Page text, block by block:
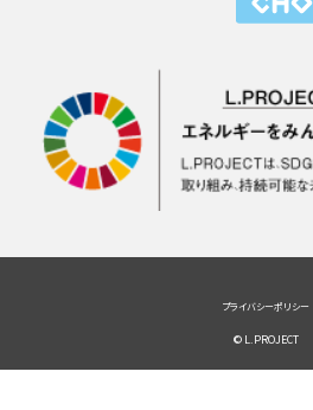
プライバシーポリシー
© L.PROJECT